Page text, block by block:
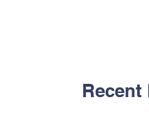
Recent